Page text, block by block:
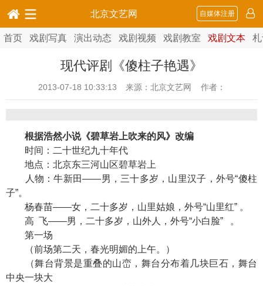
北京文艺网 自媒体注册
首页 戏剧写真 演出动态 戏剧视频 戏剧教室 戏剧文本
现代评剧《傻柱子艳遇》
2013-07-18 10:33:13 来源：北京文艺网 作者：
根据浩然小说《碧草岩上吹来的风》改编
时间：二十世纪九十年代
地点：北京东三河山区碧草岩上
人物：牛新田——男，三十多岁，山里汉子，外号“傻柱
子”。
杨春苗——女，二十多岁，山里姑娘，外号“山里红” 。
高 飞——男，二十多岁，山外人，外号“小白脸” 。
第一场
（前场第二天，春光明媚的上午。）
（舞台背景是重叠的山峦，舞台分布着几块巨石，舞台
中央一块大